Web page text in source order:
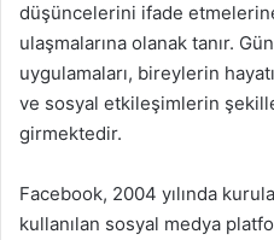
düşüncelerini ifade
ulaşmalarına olanak tanır.
uygulamaları, bireylerin
ve sosyal etkileşimlerin
girmektedir.
Facebook, 2004 yılında
kullanılan sosyal medya